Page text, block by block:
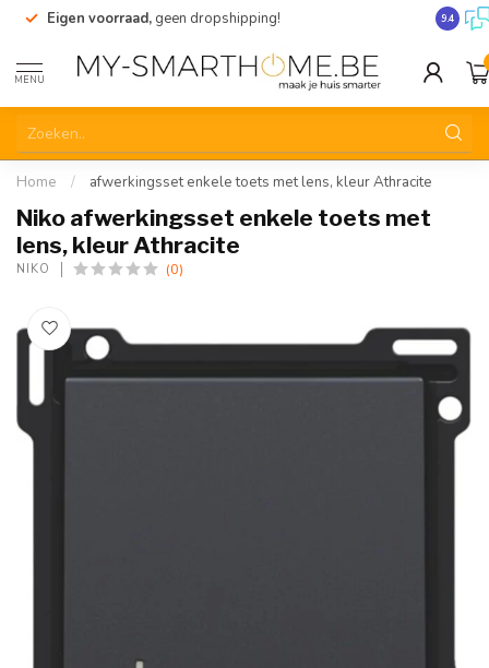
Eigen voorraad, geen dropshipping! 9.4
MENU
Home / afwerkingsset enkele toets met lens, kleur Athracite
Niko afwerkingsset enkele toets met
lens, kleur Athracite
NIKO (0)